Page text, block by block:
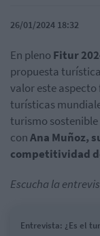
26/01/2024 18:32
En pleno Fitur
propuesta
valor este
turísticas
turismo sostenible
conAna Muñoz,
competitividad
Escucha la
Entrevista: ¿Es el